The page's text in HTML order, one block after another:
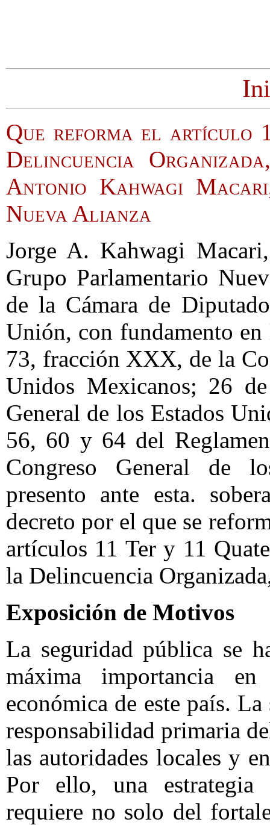
Que reforma el artículo
Delincuencia
Antonio Kahwagi
Nueva Alianza
Jorge A. Kahwagi
Grupo Parlamentario
de la Cámara de
Unión, con fundamento
73, fracción XXX, de la
Unidos Mexicanos; 26
General de los Estados
56, 60 y 64 del
Congreso General de
presento ante esta.
decreto por el que se
artículos 11 Ter y 11
la Delincuencia
Exposición de Motivos
La seguridad pública se
máxima importancia
económica de este país.
responsabilidad primaria
las autoridades locales y
Por ello, una
requiere no solo del